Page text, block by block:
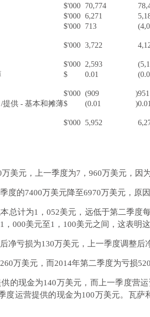
$'000 70,774
$'000 6,271
$'000 713
$'000 3,722
$'000 2,593
$ 0.01
$'000 (909 )951
供 - 基本和摊薄$ (0.01 )0.01
$'000 5,952
美元，上一季度为7，960万美元，因
度的7400万美元降至6970万美元，原
总计为1，052美元，远低于第二季
000美元至1，100美元之间，这表明
净亏损为130万美元，上一季度调整后
万美元，而2014年第二季度为亏损
的现金为140万美元，而上一季度营
度运营提供的现金为100万美元。瓦